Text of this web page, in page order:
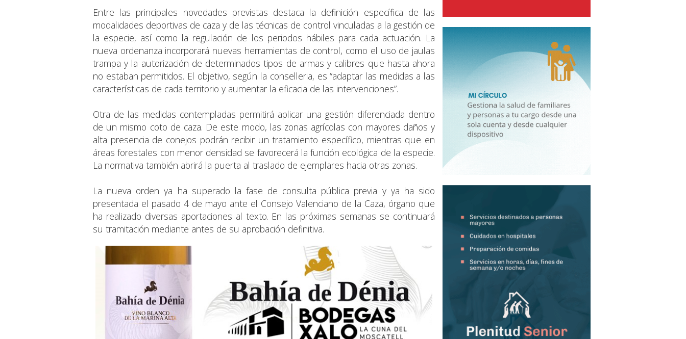
Entre las principales novedades previstas destaca la definición específica de las
modalidades deportivas de caza y de las técnicas de control vinculadas a la gestión de
la especie, así como la regulación de los periodos hábiles para cada actuación. La
nueva ordenanza incorporará nuevas herramientas de control, como el uso de jaulas
trampa y la autorización de determinados tipos de armas y calibres que hasta ahora
no estaban permitidos. El objetivo, según la conselleria, es “adaptar las medidas a las
características de cada territorio y aumentar la eficacia de las intervenciones”.
Otra de las medidas contempladas permitirá aplicar una gestión diferenciada dentro
de un mismo coto de caza. De este modo, las zonas agrícolas con mayores daños y
alta presencia de conejos podrán recibir un tratamiento específico, mientras que en
áreas forestales con menor densidad se favorecerá la función ecológica de la especie.
La normativa también abrirá la puerta al traslado de ejemplares hacia otras zonas.
La nueva orden ya ha superado la fase de consulta pública previa y ya ha sido
presentada el pasado 4 de mayo ante el Consejo Valenciano de la Caza, órgano que
ha realizado diversas aportaciones al texto. En las próximas semanas se continuará
su tramitación mediante antes de su aprobación definitiva.